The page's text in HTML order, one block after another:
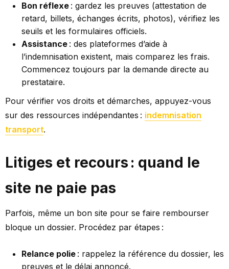
Bon réflexe : gardez les preuves (attestation de
retard, billets, échanges écrits, photos), vérifiez les
seuils et les formulaires officiels.
Assistance : des plateformes d’aide à
l’indemnisation existent, mais comparez les frais.
Commencez toujours par la demande directe au
prestataire.
Pour vérifier vos droits et démarches, appuyez-vous
sur des ressources indépendantes : indemnisation
transport.
Litiges et recours : quand le
site ne paie pas
Parfois, même un bon site pour se faire rembourser
bloque un dossier. Procédez par étapes :
Relance polie : rappelez la référence du dossier, les
preuves et le délai annoncé.